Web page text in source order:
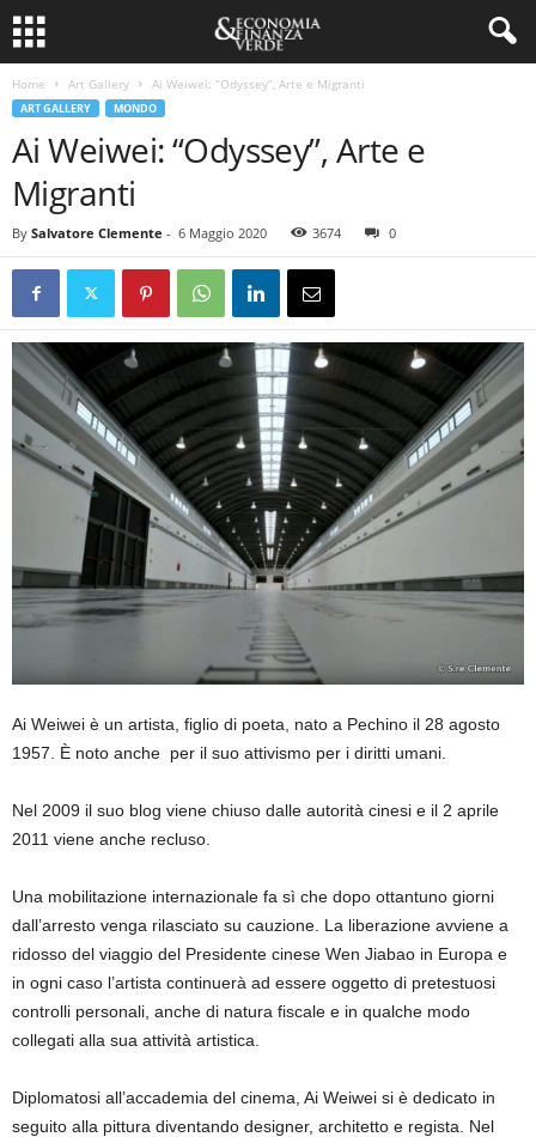
Home Art Gallery Ai Weiwei: “Odyssey”, Arte e Migranti
ART GALLERY MONDO
Ai Weiwei: “Odyssey”, Arte e
Migranti
By Salvatore Clemente - 6 Maggio 2020 3674 0
Ai Weiwei è un artista, figlio di poeta, nato a Pechino il 28 agosto
1957. È noto anche per il suo attivismo per i diritti umani.
Nel 2009 il suo blog viene chiuso dalle autorità cinesi e il 2 aprile
2011 viene anche recluso.
Una mobilitazione internazionale fa sì che dopo ottantuno giorni
dall’arresto venga rilasciato su cauzione. La liberazione avviene a
ridosso del viaggio del Presidente cinese Wen Jiabao in Europa e
in ogni caso l’artista continuerà ad essere oggetto di pretestuosi
controlli personali, anche di natura fiscale e in qualche modo
collegati alla sua attività artistica.
Diplomatosi all’accademia del cinema, Ai Weiwei si è dedicato in
seguito alla pittura diventando designer, architetto e regista. Nel